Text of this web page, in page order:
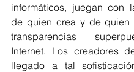
informáticos, juegan con
de quien crea y de quien
transparencias
Internet. Los creadores
llegado a tal